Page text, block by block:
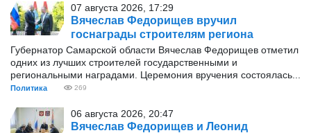
07 августа 2026, 17:29
Вячеслав Федорищев вручил
госнаграды строителям региона
Губернатор Самарской области Вячеслав Федорищев отметил
одних из лучших строителей государственными и
региональными наградами. Церемония вручения состоялась...
Политика 269
06 августа 2026, 20:47
Вячеслав Федорищев и Леонид